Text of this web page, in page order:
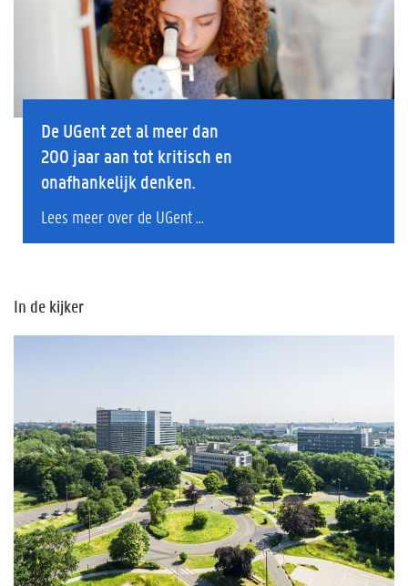
De UGent zet al meer dan
200 jaar aan tot kritisch en
onafhankelijk denken.
Lees meer over de UGent ...
In de kijker